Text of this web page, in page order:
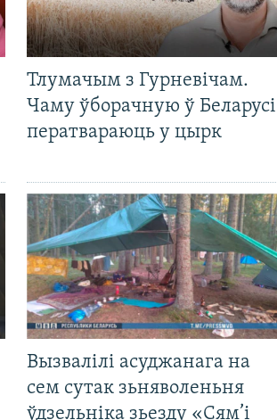
Тлумачым з Гурневічам.
Чаму ўборачную ў Беларусі
ператвараюць у цырк
Вызвалілі асуджанага на
сем сутак зьняволеньня
ўдзельніка зьезду «Сям’і